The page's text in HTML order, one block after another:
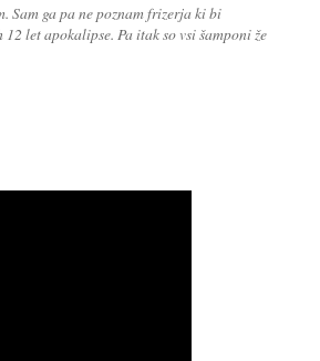
Sam ga pa ne poznam frizerja ki bi
let apokalipse. Pa itak so vsi šamponi že